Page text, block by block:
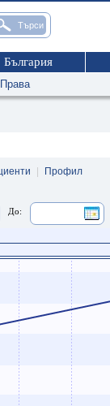
България
Права
Профил
До: